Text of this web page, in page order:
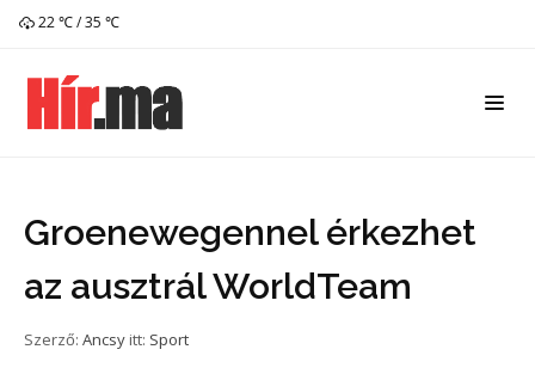
22 ℃ / 35 ℃
Groenewegennel érkezhet
az ausztrál WorldTeam
Szerző: Ancsy itt: Sport